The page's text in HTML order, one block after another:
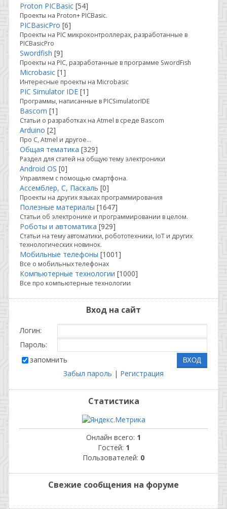
Proton PICBasic [54]
Проекты на Proton+ PICBasic.
PICBasicPro [6]
Проекты на PIC микроконтроллерах, разработанные в
PICBasicPro
Swordfish [9]
Проекты на PIC, разработанные в программе SwordFish
Microbasic [1]
Интересные проекты на Microbasic
PIC Simulator IDE [1]
Программы, написанные в PICSimulatorIDE
Bascom [1]
Статьи о разработках на Atmel в среде Bascom
Arduino [2]
Про C, Atmel и другое...
Общая тематика [329]
Раздел для статей на общую тему электроники
Android OS [0]
Управляем с помощью смартфона.
Ассемблер, С, Паскаль [0]
Проекты на других языках программирования
Полезные материалы [1647]
Статьи об электронике и программировании в целом.
Роботы и автоматика [929]
Статьи на тему автоматики, робототехники, IoT и других
технологических новинок.
Мобильные телефоны [1001]
Все о мобильных телефонах
Компьютерные технологии [1000]
Все про компьютерные технологии
Вход на сайт
Логин:
Пароль:
запомнить
Забыл пароль | Регистрация
Статистика
Онлайн всего: 1
Гостей: 1
Пользователей: 0
Свежие сообщения на форуме